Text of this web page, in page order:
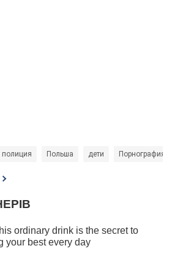
полиция Польша дети Порнография